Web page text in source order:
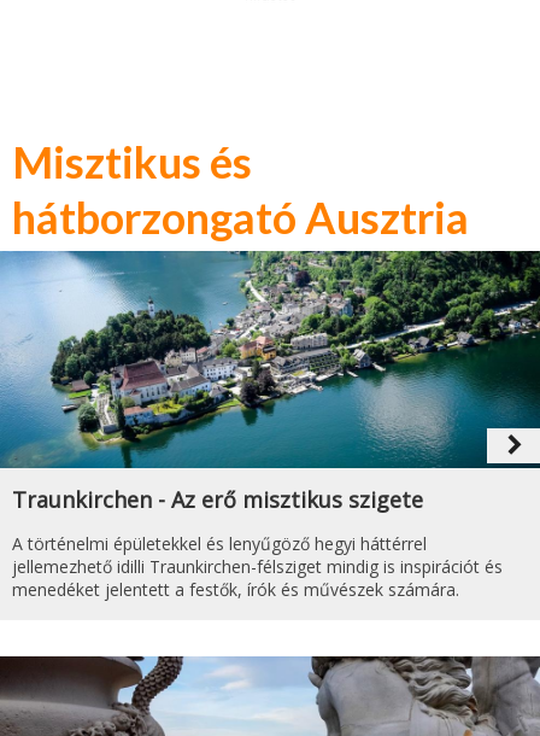
Misztikus és
hátborzongató Ausztria
navigate_next
Traunkirchen - Az erő misztikus szigete
A történelmi épületekkel és lenyűgöző hegyi háttérrel
jellemezhető idilli Traunkirchen-félsziget mindig is inspirációt és
menedéket jelentett a festők, írók és művészek számára.